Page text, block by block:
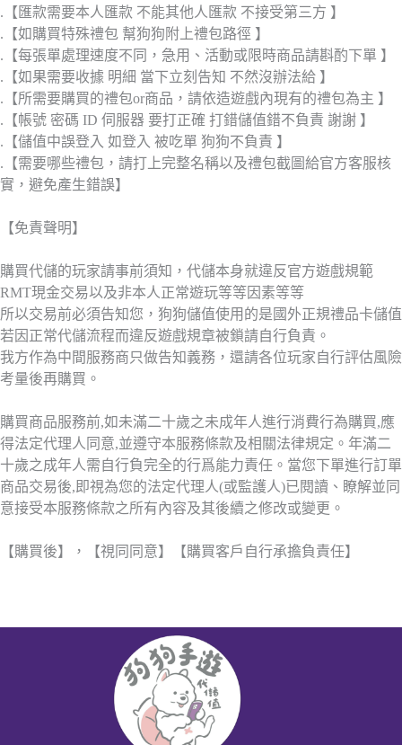
.【匯款需要本人匯款 不能其他人匯款 不接受第三方 】
.【如購買特殊禮包 幫狗狗附上禮包路徑 】
.【每張單處理速度不同，急用、活動或限時商品請斟酌下單 】
.【如果需要收據 明細 當下立刻告知 不然沒辦法給 】
.【所需要購買的禮包or商品，請依造遊戲內現有的禮包為主 】
.【帳號 密碼 ID 伺服器 要打正確 打錯儲值錯不負責 謝謝 】
.【儲值中誤登入 如登入 被吃單 狗狗不負責 】
.【需要哪些禮包，請打上完整名稱以及禮包截圖給官方客服核
實，避免產生錯誤】
【免責聲明】
購買代儲的玩家請事前須知，代儲本身就違反官方遊戲規範
RMT現金交易以及非本人正常遊玩等等因素等等
所以交易前必須告知您，狗狗儲值使用的是國外正規禮品卡儲值
若因正常代儲流程而違反遊戲規章被鎖請自行負責。
我方作為中間服務商只做告知義務，還請各位玩家自行評估風險
考量後再購買。
購買商品服務前,如未滿二十歲之未成年人進行消費行為購買,應
得法定代理人同意,並遵守本服務條款及相關法律規定。年滿二
十歲之成年人需自行負完全的行爲能力責任。當您下單進行訂單
商品交易後,即視為您的法定代理人(或監護人)已閱讀、瞭解並同
意接受本服務條款之所有內容及其後續之修改或變更。
【購買後】，【視同同意】【購買客戶自行承擔負責任】